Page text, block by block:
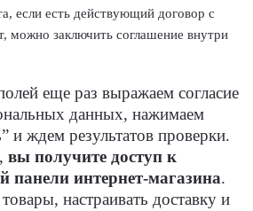
если есть действующий договор с
можно заключить соглашение внутри
еще раз выражаем согласие
данных, нажимаем
и ждем результатов проверки.
вы получите доступ к
панели интернет-магазина.
настраивать доставку и